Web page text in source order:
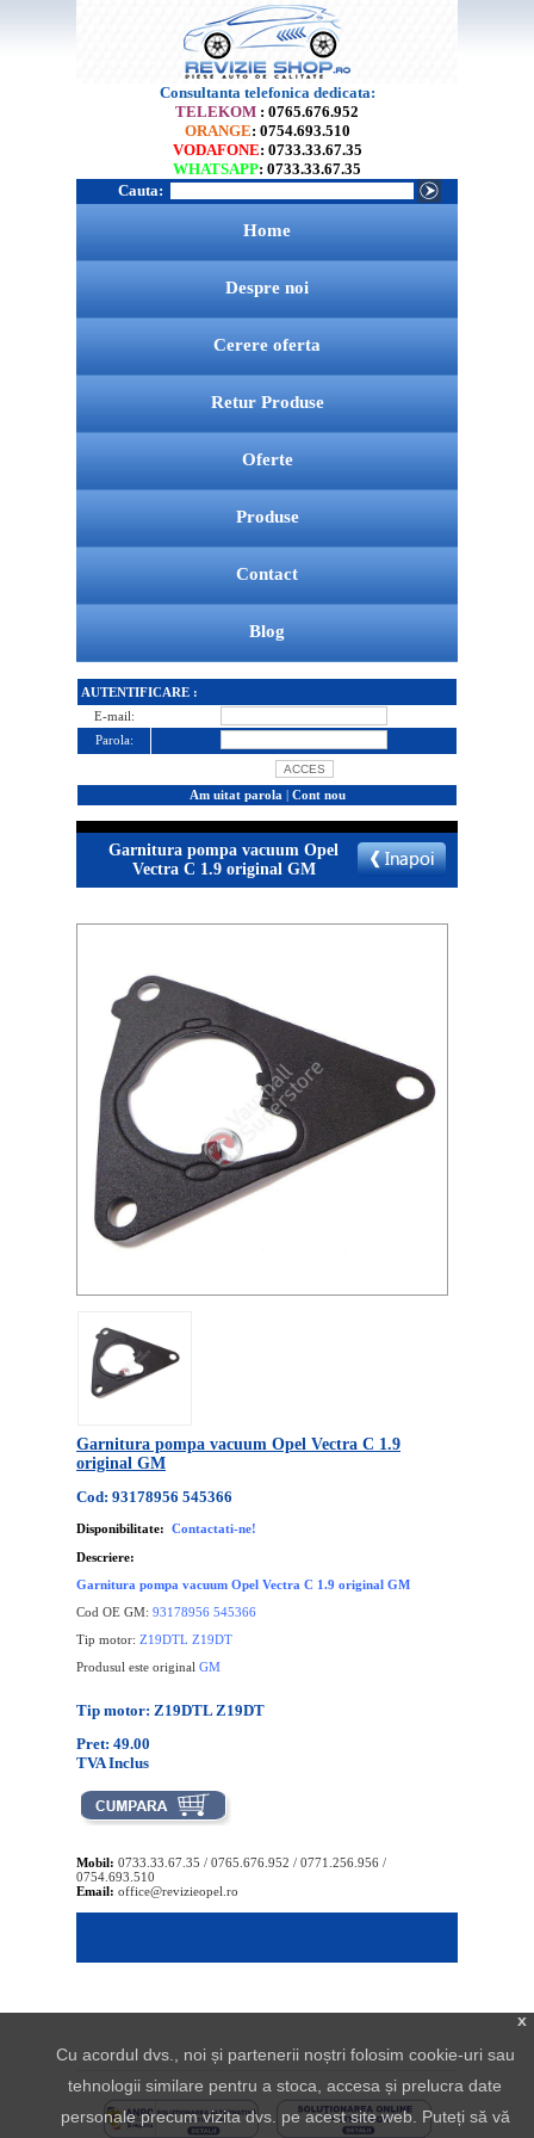
Consultanta telefonica dedicata:
TELEKOM : 0765.676.952
ORANGE: 0754.693.510
VODAFONE: 0733.33.67.35
WHATSAPP: 0733.33.67.35
Cauta:
Home
Despre noi
Cerere oferta
Retur Produse
Oferte
Produse
Contact
Blog
AUTENTIFICARE :
E-mail:
Parola:
Am uitat parola | Cont nou
Garnitura pompa vacuum Opel
Vectra C 1.9 original GM
Garnitura pompa vacuum Opel Vectra C 1.9
original GM
Cod: 93178956 545366
Disponibilitate: Contactati-ne!
Descriere:
Garnitura pompa vacuum Opel Vectra C 1.9 original GM
Cod OE GM: 93178956 545366
Tip motor: Z19DTL Z19DT
Produsul este original GM
Tip motor: Z19DTL Z19DT
Pret: 49.00
TVA Inclus
Mobil: 0733.33.67.35 / 0765.676.952 / 0771.256.956 /
0754.693.510
Email: office@revizieopel.ro
x
Cu acordul dvs., noi și partenerii noștri folosim cookie-uri sau
tehnologii similare pentru a stoca, accesa și prelucra date
personale precum vizita dvs. pe acest site web. Puteți să vă